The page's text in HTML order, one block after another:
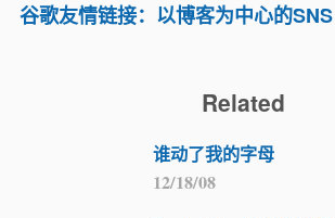
谷歌友情链接：以博客为中心的SNS
Related
12/18/08
谁动了我的字母